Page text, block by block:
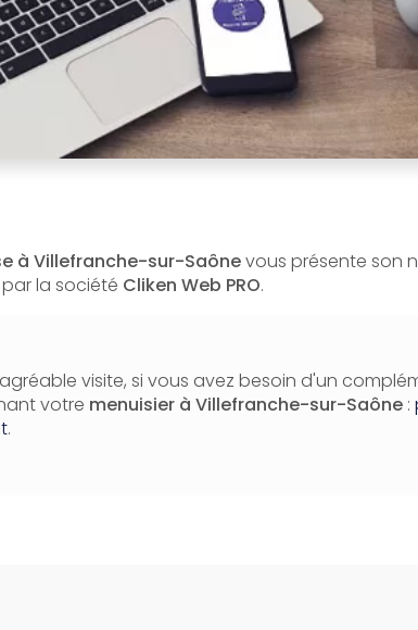
à Villefranche-sur-Saônevous présente son
la société Cliken Web PRO.
visite, si vous avez besoin d'un
votre menuisier à Villefranche-sur-Saône :
.